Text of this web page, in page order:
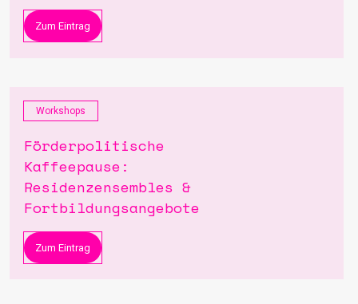
Zum Eintrag
Workshops
Förderpolitische
Kaffeepause:
Residenzensembles &
Fortbildungsangebote
Zum Eintrag